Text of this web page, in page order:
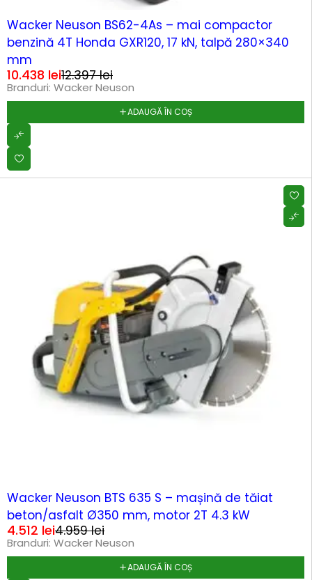
Wacker Neuson BS62-4As – mai compactor
benzină 4T Honda GXR120, 17 kN, talpă 280×340
mm
12.397lei
10.438 lei
Branduri: Wacker Neuson
ADAUGĂ ÎN COȘ
Wacker Neuson BTS 635 S – mașină de tăiat
beton/asfalt Ø350 mm, motor 2T 4.3 kW
4.959lei
4.512 lei
Branduri: Wacker Neuson
ADAUGĂ ÎN COȘ